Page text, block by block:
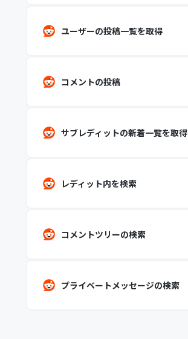
ユーザーの投稿一覧を取得
コメントの投稿
サブレディットの新着一覧を取得
レディット内を検索
コメントツリーの検索
プライベートメッセージの検索